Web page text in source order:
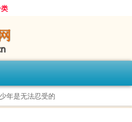
年是无法忍受的